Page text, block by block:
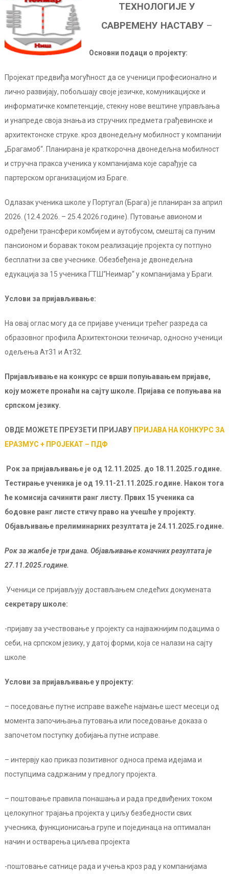
ТЕХНОЛОГИЈЕ У
САВРЕМЕНУ НАСТАВУ –
Основни подаци о пројекту:
Пројекат предвиђа могућност да се ученици професионално и
лично развијају, побољшају своје језичке, комуникацијске и
информатичке компетенције, стекну нове вештине управљања
и унапреде своја знања из стручних предмета грађевинске и
архитектонске струке. кроз двонедељну мобилност у компанији
„Брагамоб“. Планирана је краткорочна двонедељна мобилност
и стручна пракса ученика у компанијама које сарађује са
партерском организацијом из Браге.
Одлазак ученика школе у Португал (Брага) је планиран за април
2026. (12.4.2026. – 25.4.2026.године). Путовање авионом и
одређени трансфери комбијем и аутобусом, смештај са пуним
пансионом и боравак током реализације пројекта су потпуно
бесплатни за све учеснике. Обезбеђена је двонедељна
едукација за 15 ученика ГТШ“Неимар“ у компанијама у Браги.
Услови за пријављивање:
На овај оглас могу да се пријаве ученици трећег разреда са
образовног профила Архитектонски техничар, односно ученици
одељења Ат31 и Ат32.
Пријављивање на конкурс се врши попуњавањем пријаве,
коју можете пронаћи на сајту школе. Пријава се попуњава на
српском језику.
ОВДЕ МОЖЕТЕ ПРЕУЗЕТИ ПРИЈАВУ ПРИЈАВА НА КОНКУРС ЗА
ЕРАЗМУС + ПРОЈЕКАТ – ПДФ
Рок за пријављивањеје од 12.11.2025. до 18.11.2025.године.
Тестирање ученика је од 19.11-21.11.2025.године. Након тога
ће комисија сачинити ранг листу. Првих 15 ученика са
бодовне ранг листе стичу право на учешће у пројекту.
Објављивање прелиминарних резултата је 24.11 .2025.године.
Рок за жалбе је три дана. Објављивање коначних резултата је
27.11.2025.године.
Ученици се пријављују достављањем следећих докумената
секретару школе:
-пријаву за учествовање у пројекту са најважнијим подацима о
себи, на српском језику, у датој форми, која се налази на сајту
школе
Услови за пријављивање у пројекту:
– поседовање путне исправе важеће најмање шест месеци од
момента започињања путовања или поседовање доказа о
започетом поступку добијања путне исправе.
– интервју као приказ позитивног односа према идејама и
поступцима садржаним у предлогу пројекта.
– поштовање правила понашања и рада предвиђених током
целокупног трајања пројекта у циљу безбедности свих
учесника, функционисања групе и појединаца на оптималан
начин и остварења циљева пројекта
-поштовање сатнице рада и учења кроз рад у компанијама